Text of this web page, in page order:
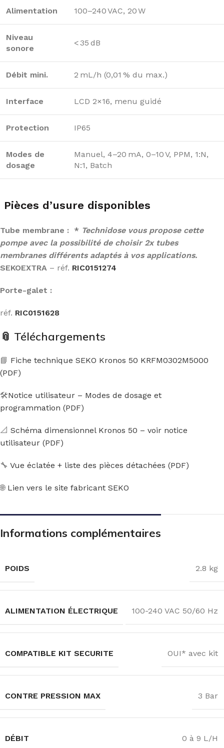
Alimentation 100–240 VAC, 20 W
Niveau
sonore
< 35 dB
Débit mini. 2 mL/h (0,01 % du max.)
Interface LCD 2×16, menu guidé
Protection IP65
Modes de
dosage
Manuel, 4–20 mA, 0–10 V, PPM, 1:N,
N:1, Batch
Pièces d’usure disponibles
Tube membrane : * Technidose vous propose cette
pompe avec la possibilité de choisir 2x tubes
membranes différents adaptés à vos applications.
SEKOEXTRA – réf. RIC0151274
Porte-galet :
réf. RIC0151628
📎 Téléchargements
📘 Fiche technique SEKO Kronos 50 KRFM0302M5000
(PDF)
🛠️Notice utilisateur – Modes de dosage et
programmation (PDF)
📐 Schéma dimensionnel Kronos 50 – voir notice
utilisateur (PDF)
🔧 Vue éclatée + liste des pièces détachées (PDF)
🌐 Lien vers le site fabricant SEKO
Informations complémentaires
POIDS 2.8 kg
ALIMENTATION ÉLECTRIQUE 100-240 VAC 50/60 Hz
COMPATIBLE KIT SECURITE OUI* avec kit
CONTRE PRESSION MAX 3 Bar
DÉBIT 0 à 9 L/H